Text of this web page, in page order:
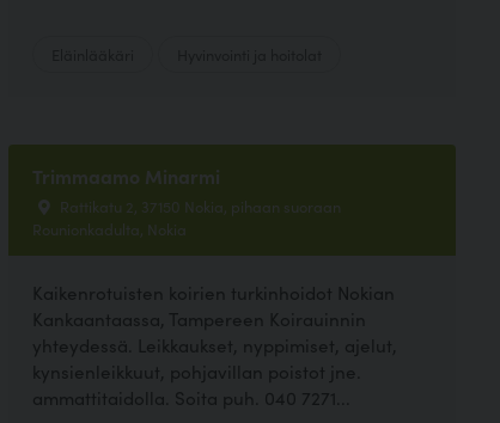
Trimmaamo Minarmi
Rattikatu 2, 37150 Nokia, pihaan suoraan
Rounionkadulta, Nokia
Kaikenrotuisten koirien turkinhoidot Nokian
Kankaantaassa, Tampereen Koirauinnin
yhteydessä. Leikkaukset, nyppimiset, ajelut,
kynsienleikkuut, pohjavillan poistot jne.
ammattitaidolla. Soita puh. 040 7271...